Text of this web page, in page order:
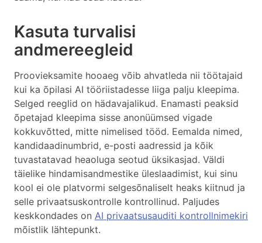
Kasuta turvalisi
andmereegleid
Proovieksamite hooaeg võib ahvatleda nii töötajaid
kui ka õpilasi AI tööriistadesse liiga palju kleepima.
Selged reeglid on hädavajalikud. Enamasti peaksid
õpetajad kleepima sisse anonüümsed vigade
kokkuvõtted, mitte nimelised tööd. Eemalda nimed,
kandidaadinumbrid, e-posti aadressid ja kõik
tuvastatavad heaoluga seotud üksikasjad. Väldi
täielike hindamisandmestike üleslaadimist, kui sinu
kool ei ole platvormi selgesõnaliselt heaks kiitnud ja
selle privaatsuskontrolle kontrollinud. Paljudes
keskkondades on AI privaatsusauditi kontrollnimekiri
mõistlik lähtepunkt.